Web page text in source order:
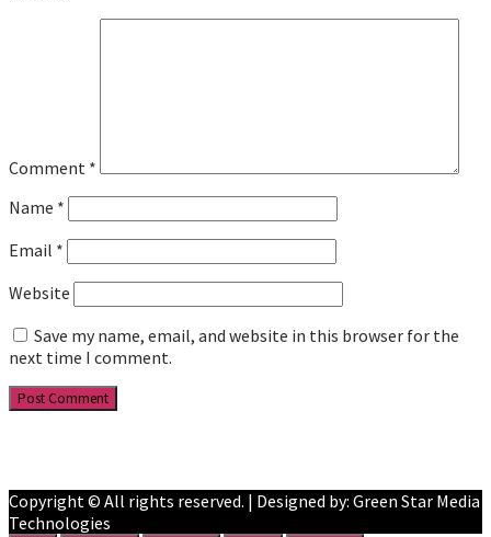
Comment *
Name *
Email *
Website
Save my name, email, and website in this browser for the
next time I comment.
Copyright © All rights reserved. | Designed by: Green Star Media
Technologies